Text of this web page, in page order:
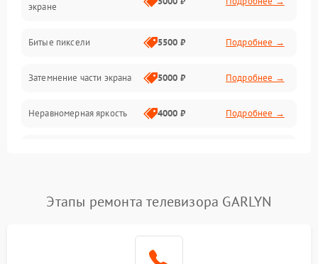
Механические повреждения
Программное обеспечение
Сеть и подключения
экране
Битые пиксели 5500 ₽ Подробнее →
Затемнение части экрана 5000 ₽ Подробнее →
Неравномерная яркость 4000 ₽ Подробнее →
Этапы ремонта телевизора GARLYN